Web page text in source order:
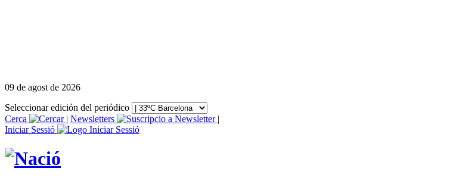
09 de agost de 2026
Seleccionar edición del periódico
Cerca
| Newsletters
|
Iniciar Sessió